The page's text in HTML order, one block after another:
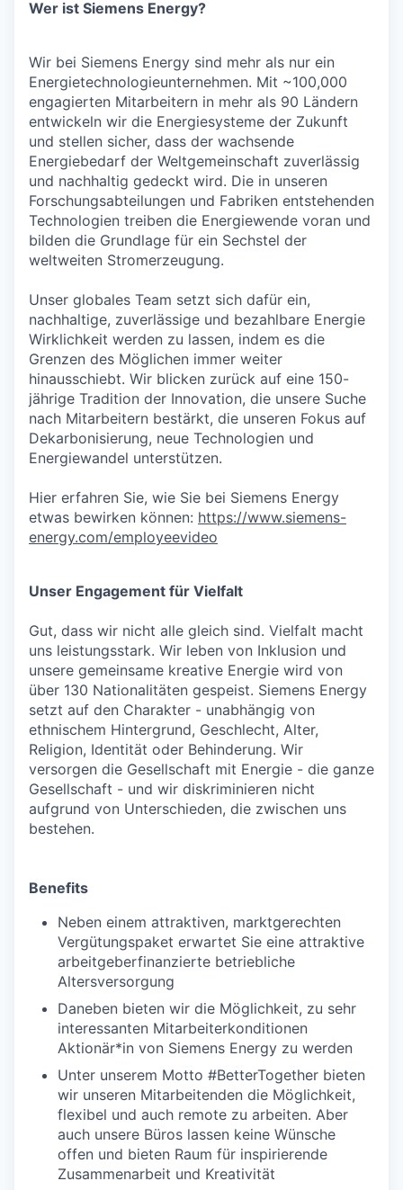
Wer ist Siemens Energy?
Wir bei Siemens Energy sind mehr als nur ein
Energietechnologieunternehmen. Mit ~100,000
engagierten Mitarbeitern in mehr als 90 Ländern
entwickeln wir die Energiesysteme der Zukunft
und stellen sicher, dass der wachsende
Energiebedarf der Weltgemeinschaft zuverlässig
und nachhaltig gedeckt wird. Die in unseren
Forschungsabteilungen und Fabriken entstehenden
Technologien treiben die Energiewende voran und
bilden die Grundlage für ein Sechstel der
weltweiten Stromerzeugung.
Unser globales Team setzt sich dafür ein,
nachhaltige, zuverlässige und bezahlbare Energie
Wirklichkeit werden zu lassen, indem es die
Grenzen des Möglichen immer weiter
hinausschiebt. Wir blicken zurück auf eine 150-
jährige Tradition der Innovation, die unsere Suche
nach Mitarbeitern bestärkt, die unseren Fokus auf
Dekarbonisierung, neue Technologien und
Energiewandel unterstützen.
Hier erfahren Sie, wie Sie bei Siemens Energy
etwas bewirken können: https://www.siemens-
energy.com/employeevideo
Unser Engagement für Vielfalt
Gut, dass wir nicht alle gleich sind. Vielfalt macht
uns leistungsstark. Wir leben von Inklusion und
unsere gemeinsame kreative Energie wird von
über 130 Nationalitäten gespeist. Siemens Energy
setzt auf den Charakter - unabhängig von
ethnischem Hintergrund, Geschlecht, Alter,
Religion, Identität oder Behinderung. Wir
versorgen die Gesellschaft mit Energie - die ganze
Gesellschaft - und wir diskriminieren nicht
aufgrund von Unterschieden, die zwischen uns
bestehen.
Benefits
Neben einem attraktiven, marktgerechten
Vergütungspaket erwartet Sie eine attraktive
arbeitgeberfinanzierte betriebliche
Altersversorgung
Daneben bieten wir die Möglichkeit, zu sehr
interessanten Mitarbeiterkonditionen
Aktionär*in von Siemens Energy zu werden
Unter unserem Motto #BetterTogether bieten
wir unseren Mitarbeitenden die Möglichkeit,
flexibel und auch remote zu arbeiten. Aber
auch unsere Büros lassen keine Wünsche
offen und bieten Raum für inspirierende
Zusammenarbeit und Kreativität